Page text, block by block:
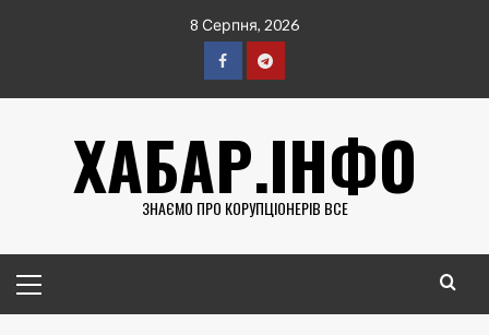
8 Серпня, 2026
FacebookTelegram
ХАБАР.ІНФО
ЗНАЄМО ПРО КОРУПЦІОНЕРІВ ВСЕ
меню